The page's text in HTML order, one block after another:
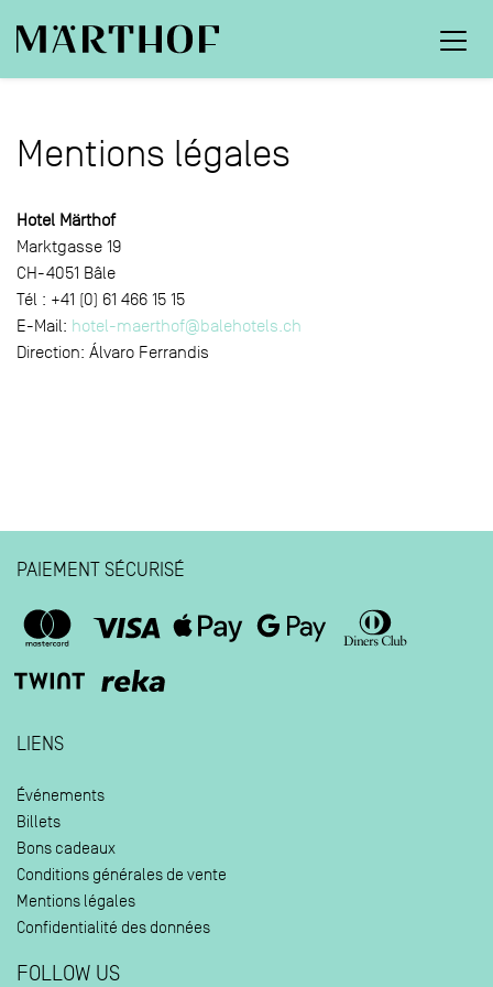
Mentions légales
Hotel Märthof
Marktgasse 19
CH-4051 Bâle
Tél : +41 (0) 61 466 15 15
E-Mail: hotel-maerthof@balehotels.ch
Direction: Álvaro Ferrandis
PAIEMENT SÉCURISÉ
LIENS
Événements
Billets
Bons cadeaux
Conditions générales de vente
Mentions légales
Confidentialité des données
FOLLOW US